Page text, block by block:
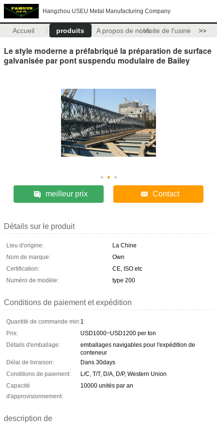
Hangzhou USEU Metal Manufacturing Company
Accueil produits A propos de nousVisite de l'usine >>
Le style moderne a préfabriqué la préparation de surface
galvanisée par pont suspendu modulaire de Bailey
meilleur prix Contact
Détails sur le produit
Lieu d'origine:
La Chine
Nom de marque:
Own
Certification:
CE, ISO etc
Numéro de modèle:
type 200
Conditions de paiement et expédition
Quantité de commande min:1
Prix:
USD1000~USD1200 per ton
Détails d'emballage:
emballages navigables pour l'expédition de
conteneur
Délai de livraison:
Dans 30days
Conditions de paiement:
L/C, T/T, D/A, D/P, Western Union
Capacité
d'approvisionnement:
10000 unités par an
description de